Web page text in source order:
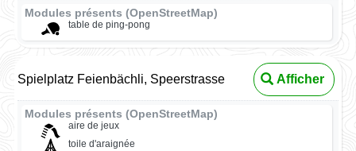
Modules présents (OpenStreetMap)
table de ping-pong
Spielplatz Feienbächli, Speerstrasse Afficher
Modules présents (OpenStreetMap)
aire de jeux
toile d'araignée